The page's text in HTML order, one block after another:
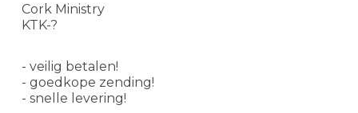
Cork Ministry
KTK-?
- veilig betalen!
- goedkope zending!
- snelle levering!